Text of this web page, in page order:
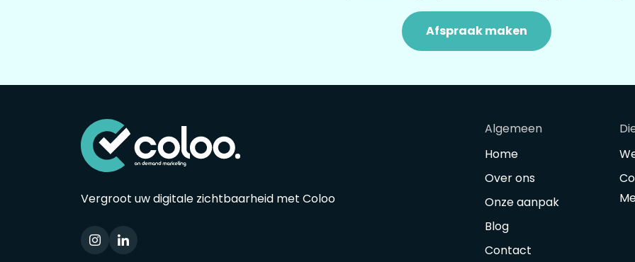
Afspraak maken
Vergroot uw digitale zichtbaarheid met Coloo
Algemeen
Home
Over ons
Onze aanpak
Blog
Contact